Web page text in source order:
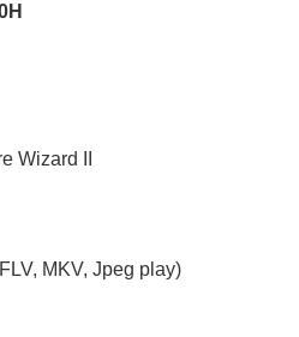
Wizard II
MKV, Jpeg play)